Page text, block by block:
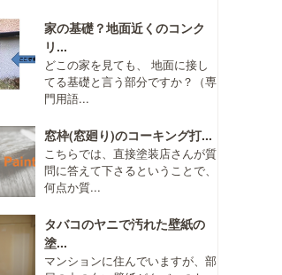
家の基礎？地面近くのコンク
リ...
どこの家を見ても、 地面に接し
てる基礎と言う部分ですか？（専
門用語...
窓枠(窓廻り)のコーキング打...
こちらでは、直接塗装店さんが質
問に答えて下さるということで、
何点か質...
タバコのヤニで汚れた壁紙の
塗...
マンションに住んでいますが、部